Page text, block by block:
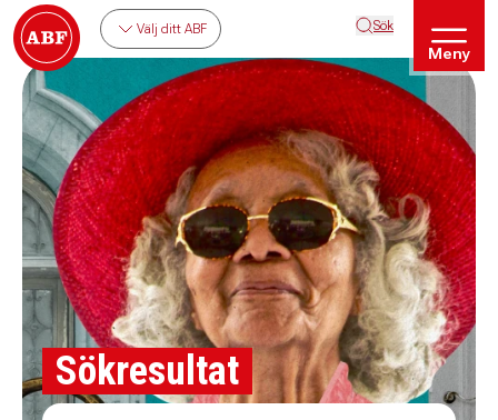
Välj ditt ABF Sök
Meny
Sökresultat